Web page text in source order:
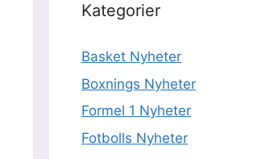
Kategorier
Basket Nyheter
Boxnings Nyheter
Formel 1 Nyheter
Fotbolls Nyheter